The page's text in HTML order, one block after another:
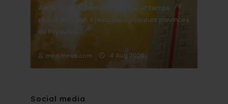
Alerte Météo : Vague de chaleur et temps
chaud de mardi à jeudi dans plusieurs provinces
du Royaume
medi1news.com 4 Aug 2026
Social media